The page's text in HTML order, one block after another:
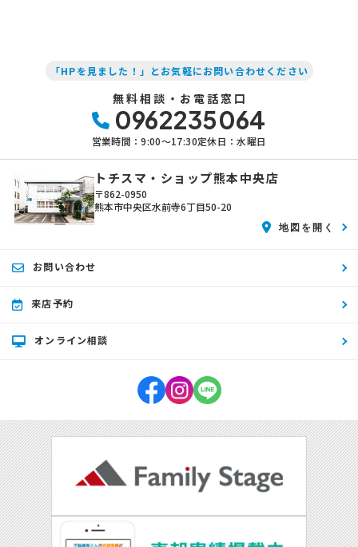
当社は、不動産についてのサービスをお客さまにご利用いただくにあた
り、各種の申込みの受付、訪問、提案、見積、各種の工事やサービス提
供等の機会に、当社が直接あるいは協力会社又は業務委託先等を通じ
て、お客さまの個人情報（お客さまの電子メールアドレス、氏名、住
所、電話番号等）を取得いたしますが、これらの個人情報は下記の目的
に利用させていただきます。
(1) 不動産についてのサービスの提供
(2) 不動産についてのサービスのアフターサービスの提供
(3) 不動産についてのサービスのお知らせ・ＰＲ、調査・データ集積、
す。）への提供。
なお、当社は、サイト管理会社が提供するサービス改善に必要な範囲
このように提供された個人データにつきましては、サイト管理会社にお
ールマガジンなどによる情報提供、お客様による購買の分析をして、当
社の事業運営を改善するために、個人データ（お客様が指定された他の
当社は、サイト管理会社に対し、個人情報保護法を遵守し、お客様のプ
ライバシーに配慮した個人情報の取り扱いをすることを規約などで義務
づけております。
4．お客様情報の第三者への開示・提供
当社は、前項3．の利用目的に記載した場合及び以下のいずれかに該当
する場合を除き、お客さま情報を第三者へ開示又は提供いたしません。
「HPを見ました！」とお気軽にお問い合わせください
無料相談・お電話窓口
0962235064
営業時間：9:00〜17:30定休日：水曜日
トチスマ・ショップ熊本中央店
〒862-0950
熊本市中央区水前寺6丁目50-20
地図を開く
お問い合わせ
来店予約
オンライン相談